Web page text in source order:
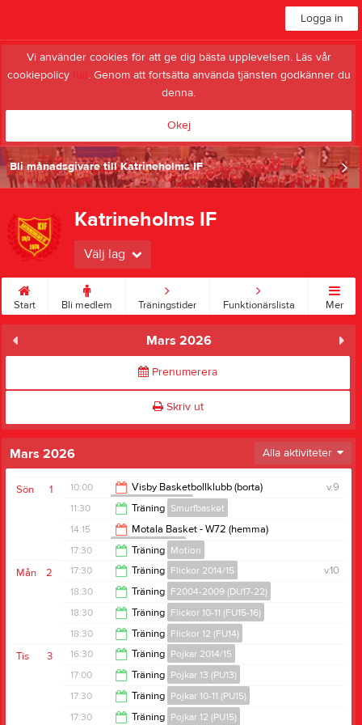
Logga in
Vi använder cookies för att ge dig bästa upplevelsen. Läs vår
cookiepolicy här. Genom att fortsätta använda tjänsten godkänner du
denna.
Okej
Bli månadsgivare till Katrineholms IF
Katrineholms IF
Välj lag
Start Bli medlem Träningstider Funktionärslista Mer
Mars 2026
Prenumerera
Skriv ut
Mars 2026 Alla aktiviteter
1
Sön v.9
10:00
Visby Basketbollklubb (borta)
Pojkar 10-11 (PU15)
12:00
11:30 Träning Smurfbasket
12:20
14:15
Motala Basket - W72 (hemma)
Flickor 12 (FU14)
16:15
17:30 Träning Motion
19:00
2
Mån v.10
17:30 Träning Flickor 2014/15
18:30
18:30 Träning F2004-2009 (DU17-22)
20:00
18:30 Träning Flickor 10-11 (FU15-16)
20:00
18:30 Träning Flickor 12 (FU14)
20:00
3
Tis 16:30 Träning Pojkar 2014/15
17:30
17:00 Träning Pojkar 13 (PU13)
18:30
17:30 Träning Pojkar 10-11 (PU15)
17:30 Träning Pojkar 12 (PU15)